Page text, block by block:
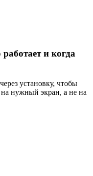
и когда
установку, чтобы
на нужный экран, а не на